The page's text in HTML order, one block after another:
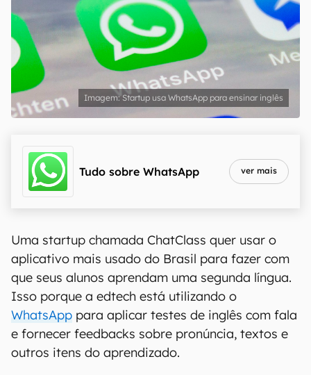
Startup usa WhatsApp para ensinar inglês
Tudo sobre WhatsApp ver mais
Uma startup chamada ChatClass quer usar o
aplicativo mais usado do Brasil para fazer com
que seus alunos aprendam uma segunda língua.
Isso porque a edtech está utilizando o
WhatsApp para aplicar testes de inglês com fala
e fornecer feedbacks sobre pronúncia, textos e
outros itens do aprendizado.